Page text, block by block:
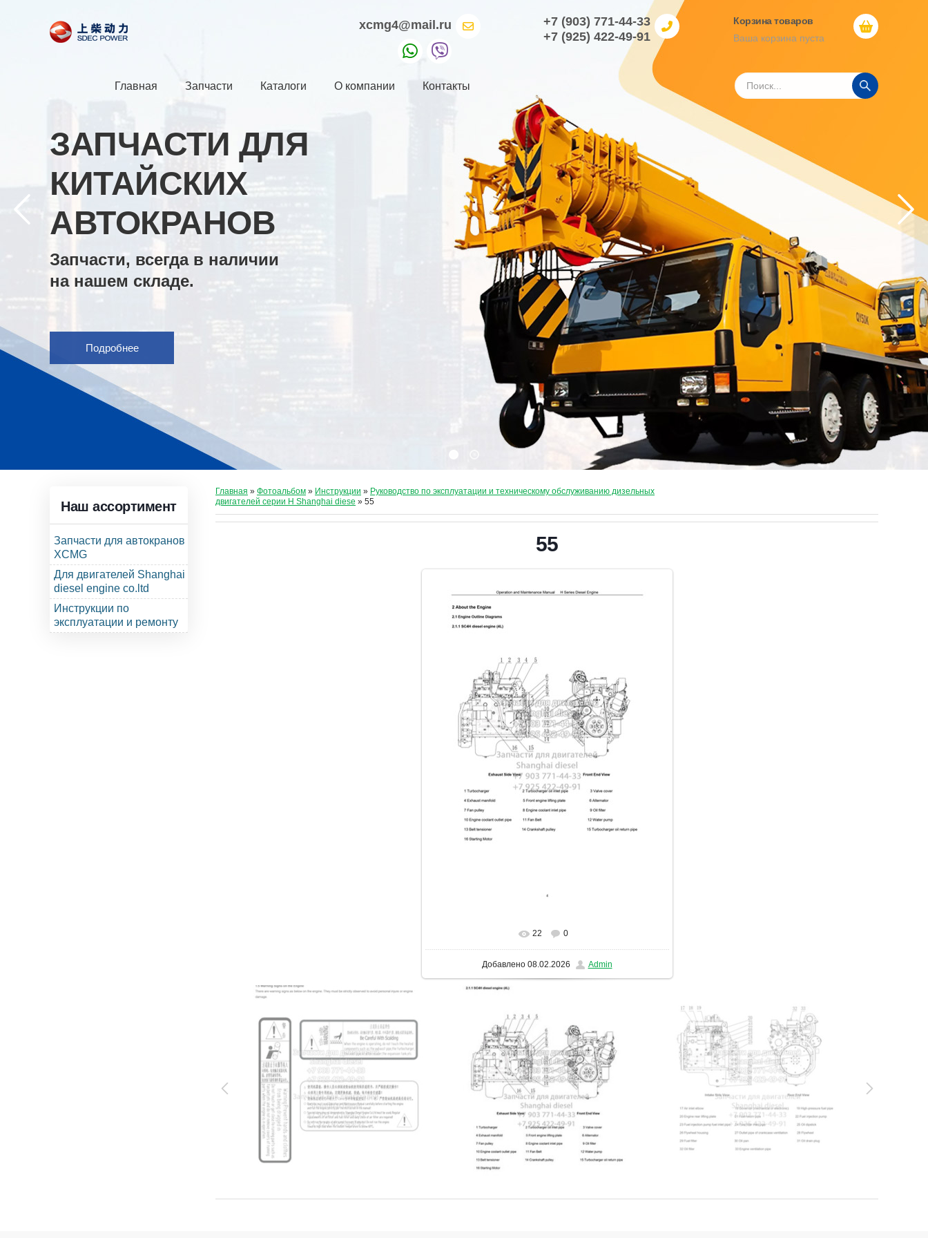
xcmg4@mail.ru
+7 (903) 771-44-33
+7 (925) 422-49-91
Корзина товаров
Ваша корзина пуста
Главная Запчасти Каталоги О компании Контакты
ЗАПЧАСТИ ДЛЯ
КИТАЙСКИХ
АВТОКРАНОВ
Запчасти, всегда в наличии
на нашем складе.
Подробнее
Наш ассортимент
Запчасти для автокранов
XCMG
Для двигателей Shanghai
diesel engine co.ltd
Инструкции по
эксплуатации и ремонту
Главная » Фотоальбом » Инструкции » Руководство по эксплуатации и техническому обслуживанию дизельных
двигателей серии Н Shanghai diese » 55
55
В реальном размере 1131x1600
22 0
Добавлено08.02.2026 Admin